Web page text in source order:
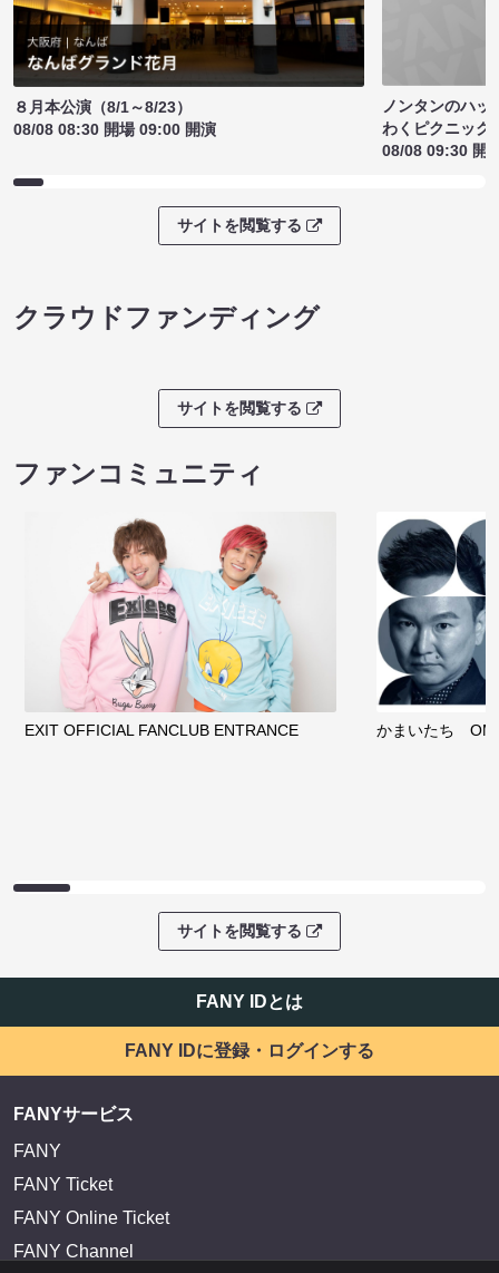
８月本公演（8/1～8/23）
08/08 08:30 開場 09:00 開演
ノンタンのハッ
わくピクニック
08/08 09:30 開
サイトを閲覧する
クラウドファンディング
サイトを閲覧する
ファンコミュニティ
EXIT OFFICIAL FANCLUB ENTRANCE かまいたち
サイトを閲覧する
FANY IDとは
FANY IDに登録・ログインする
FANYサービス
FANY
FANY Ticket
FANY Online Ticket
FANY Channel